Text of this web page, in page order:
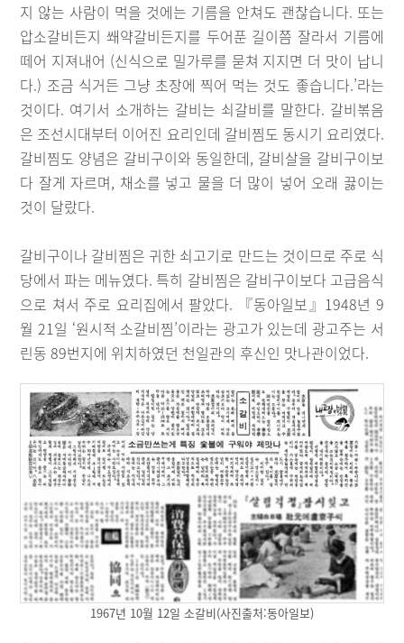
지 않는 사람이 먹을 것에는 기름을 안쳐도 괜찮습니다. 또는
압소갈비든지 쐐약갈비든지를 두어푼 길이쯤 잘라서 기름에
떼어 지져내어 (신식으로 밀가루를 묻쳐 지지면 더 맛이 납니
다.) 조금 식거든 그냥 초장에 찍어 먹는 것도 좋습니다.’라는
것이다. 여기서 소개하는 갈비는 쇠갈비를 말한다. 갈비볶음
은 조선시대부터 이어진 요리인데 갈비찜도 동시기 요리였다.
갈비찜도 양념은 갈비구이와 동일한데, 갈비살을 갈비구이보
다 잘게 자르며, 채소를 넣고 물을 더 많이 넣어 오래 끓이는
것이 달랐다.
갈비구이나 갈비찜은 귀한 쇠고기로 만드는 것이므로 주로 식
당에서 파는 메뉴였다. 특히 갈비찜은 갈비구이보다 고급음식
으로 쳐서 주로 요리집에서 팔았다. 『동아일보』1948년 9
월 21일 ‘원시적 소갈비찜’이라는 광고가 있는데 광고주는 서
린동 89번지에 위치하였던 천일관의 후신인 맛나관이었다.
1967년 10월 12일 소갈비(사진출처:동아일보)